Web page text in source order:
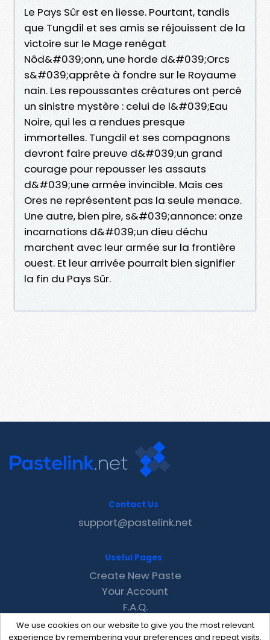
Le Pays Sûr est en liesse. Pourtant, tandis
que Tungdil et ses amis se réjouissent de la
victoire sur le Mage renégat
Nôd&#039;onn, une horde d&#039;Orcs
s&#039;apprête à fondre sur le Royaume
nain. Les repoussantes créatures ont percé
un sinistre mystère : celui de l&#039;Eau
Noire, qui les a rendues presque
immortelles. Tungdil et ses compagnons
devront faire preuve d&#039;un grand
courage pour repousser les assauts
d&#039;une armée invincible. Mais ces
Ores ne représentent pas la seule menace.
Une autre, bien pire, s&#039;annonce: onze
incarnations d&#039;un dieu déchu
marchent avec leur armée sur la frontière
ouest. Et leur arrivée pourrait bien signifier
la fin du Pays Sûr.
We use cookies on our website to give you the most relevant
experience by remembering your preferences and repeat visits.
Contact Us
support@pastelink.net
Useful Pages
Create New Paste
Your Account
F.A.Q.
Recent